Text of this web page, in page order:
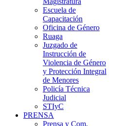
Escuela de
Capacitación
Oficina de Género
Ruaga
Juzgado de
Instrucción de
Violencia de Género
y Protección Integral
de Menores
Policía Técnica
Judicial
STIyC
PRENSA
Prensa y Com.